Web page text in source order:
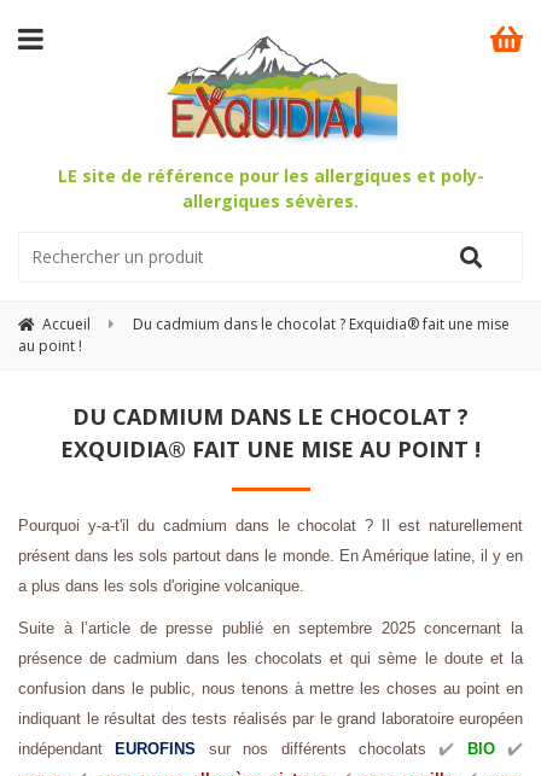
LE site de référence pour les allergiques et poly-
allergiques sévères.
Accueil
Du cadmium dans le chocolat ? Exquidia® fait une mise
au point !
DU CADMIUM DANS LE CHOCOLAT ?
EXQUIDIA® FAIT UNE MISE AU POINT !
Pourquoi y-a-t'il du cadmium dans le chocolat ? Il est naturellement
présent dans les sols partout dans le monde. En Amérique latine, il y en
a plus dans les sols d'origine volcanique.
Suite à l’article de presse publié en septembre 2025 concernant la
présence de cadmium dans les chocolats et qui sème le doute et la
confusion dans le public, nous tenons à mettre les choses au point en
indiquant le résultat des tests réalisés par le grand laboratoire européen
indépendant
EUROFINS sur nos différents chocolats✔️ BIO ✔️